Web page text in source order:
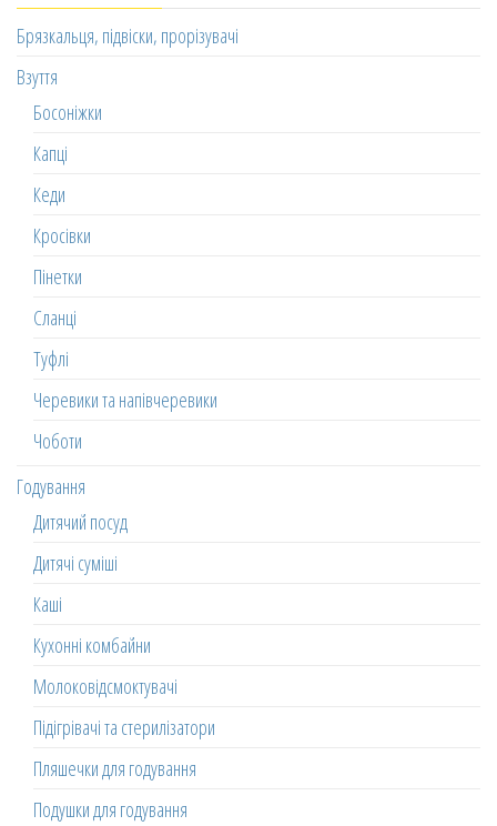
Брязкальця, підвіски, прорізувачі
Взуття
Босоніжки
Капці
Кеди
Кросівки
Пінетки
Сланці
Туфлі
Черевики та напівчеревики
Чоботи
Годування
Дитячий посуд
Дитячі суміші
Каші
Кухонні комбайни
Молоковідсмоктувачі
Підігрівачі та стерилізатори
Пляшечки для годування
Подушки для годування